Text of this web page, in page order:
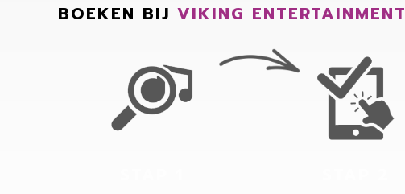
BOEKEN BIJ VIKING ENTERTAINMENT